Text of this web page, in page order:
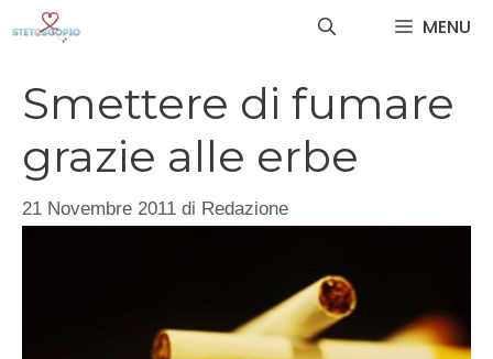
MENU
Smettere di fumare
grazie alle erbe
21 Novembre 2011 di Redazione